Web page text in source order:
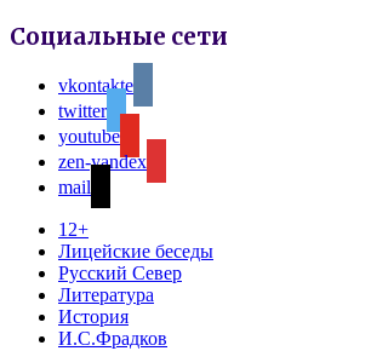
Социальные сети
vkontakte
twitter
youtube
zen-yandex
mail
12+
Лицейские беседы
Русский Север
Литература
История
И.С.Фрадков